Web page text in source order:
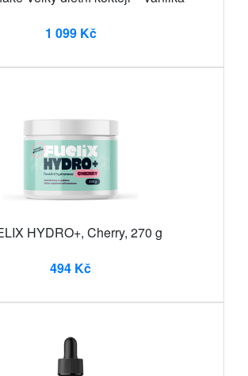
1 099 Kč
HYDRO+, Cherry, 270 g
494 Kč